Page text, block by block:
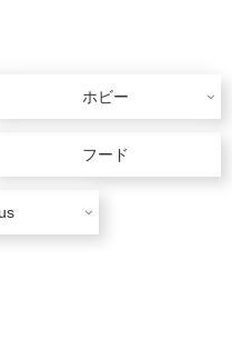
ホビー
フード